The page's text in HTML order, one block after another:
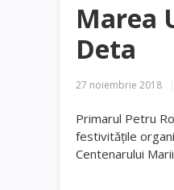
Marea
Deta
27 noiembrie 2018
Primarul Petru
festivitățile
Centenarului